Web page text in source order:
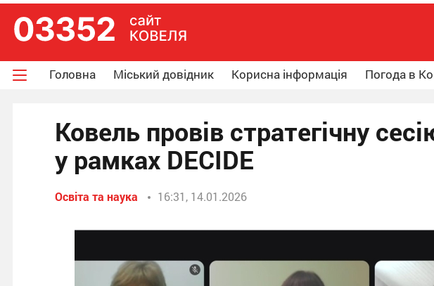
Головна Міський довідник Корисна інформація Погода в
Ковель провів стратегічну
у рамках DECIDE
Освіта та наука 16:31, 14.01.2026